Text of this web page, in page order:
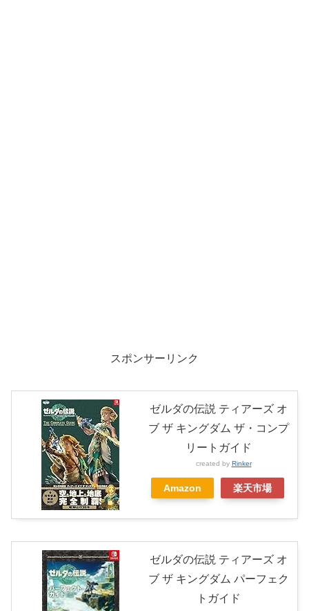
スポンサーリンク
ゼルダの伝説 ティアーズ オ
ブ ザ キングダム ザ・コンプ
リートガイド
created by Rinker
Amazon 楽天市場
ゼルダの伝説 ティアーズ オ
ブ ザ キングダム パーフェク
トガイド